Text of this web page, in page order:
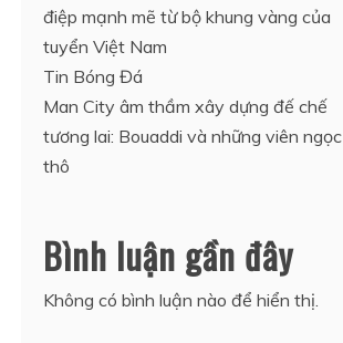
điệp mạnh mẽ từ bộ khung vàng của
tuyển Việt Nam
Tin Bóng Đá
Man City âm thầm xây dựng đế chế
tương lai: Bouaddi và những viên ngọc
thô
Bình luận gần đây
Không có bình luận nào để hiển thị.